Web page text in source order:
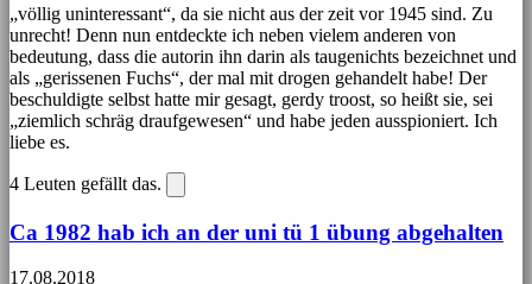
„völlig uninteressant“, da sie nicht aus der zeit vor 1945 sind. Zu
unrecht! Denn nun entdeckte ich neben vielem anderen von
bedeutung, dass die autorin ihn darin als taugenichts bezeichnet und
als „gerissenen Fuchs“, der mal mit drogen gehandelt habe! Der
beschuldigte selbst hatte mir gesagt, gerdy troost, so heißt sie, sei
„ziemlich schräg draufgewesen“ und habe jeden ausspioniert. Ich
liebe es.
4 Leuten gefällt das.
Ca 1982 hab ich an der uni tü 1 übung abgehalten
17.08.2018